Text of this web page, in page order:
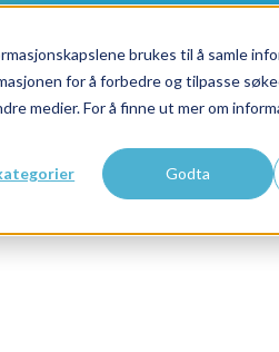
brukes til å samle
for å forbedre og tilpasse
medier. For å finne ut mer om
Godta